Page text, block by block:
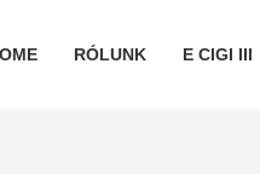
RÓLUNK E CIGI III